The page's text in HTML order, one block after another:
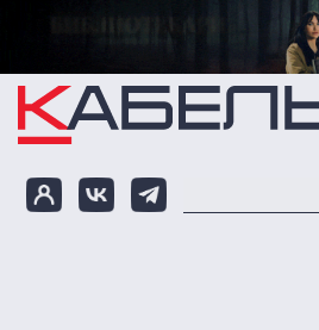
Перейти к основному содержанию